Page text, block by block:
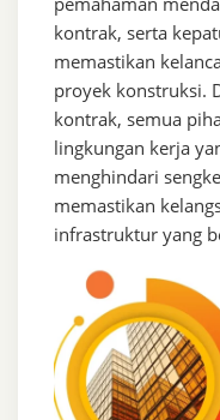
kontrak, serta
memastikan
proyek konstruksi.
kontrak, semua
lingkungan kerja
menghindari
memastikan
infrastruktur yang